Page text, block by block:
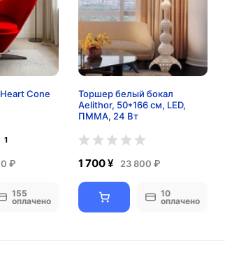
Cone
1
₽
155
оплачено
Торшер белый бокал
Aelithor, 50*166 см, LED,
ПММА, 24 Вт
1 700 ¥ 23 800 ₽
10
оплачено